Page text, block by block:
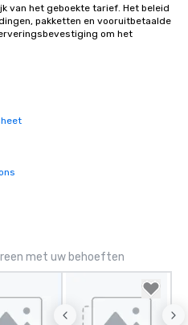
van het geboekte tarief. Het beleid
pakketten en vooruitbetaalde
om het
met uw behoeften